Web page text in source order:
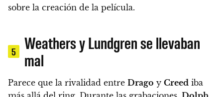
sobre la creación de la película.
5
Weathers y Lundgren se llevaban
mal
Parece que la rivalidad entre Drago y Creed iba